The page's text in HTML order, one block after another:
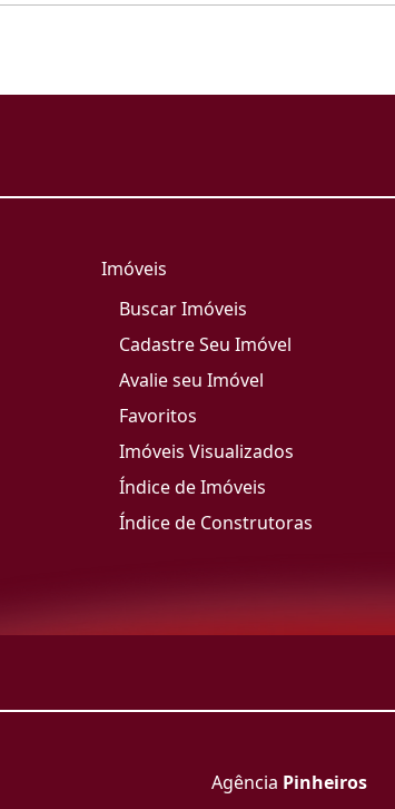
Imóveis
Buscar Imóveis
Cadastre Seu Imóvel
Avalie seu Imóvel
Favoritos
Imóveis Visualizados
Índice de Imóveis
Índice de Construtoras
Agência Pinheiros